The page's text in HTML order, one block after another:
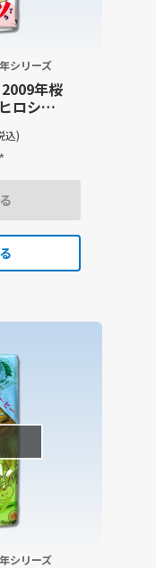
シリーズ
年桜
ロシイ
込)
*
シリーズ